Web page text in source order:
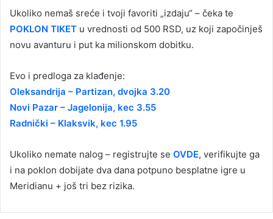
Ukoliko nemaš sreće i tvoji favoriti „izdaju“ – čeka te
POKLON TIKET u vrednosti od 500 RSD, uz koji započinješ
novu avanturu i put ka milionskom dobitku.
Evo i predloga za klađenje:
Oleksandrija – Partizan, dvojka 3.20
Novi Pazar – Jagelonija, kec 3.55
Radnički – Klaksvik, kec 1.95
Ukoliko nemate nalog – registrujte se OVDE, verifikujte ga
i na poklon dobijate dva dana potpuno besplatne igre u
Meridianu + još tri bez rizika.